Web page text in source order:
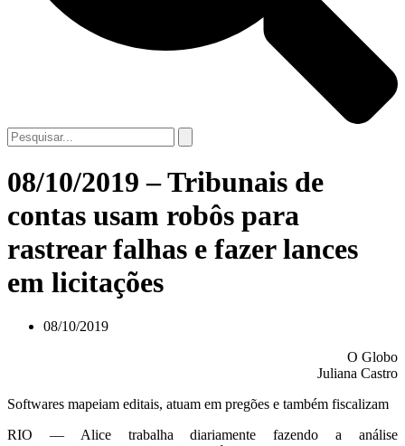
08/10/2019 – Tribunais de
contas usam robôs para
rastrear falhas e fazer lances
em licitações
08/10/2019
O Globo
Juliana Castro
Softwares mapeiam editais, atuam em pregões e também fiscalizam
RIO — Alice trabalha diariamente fazendo a análise